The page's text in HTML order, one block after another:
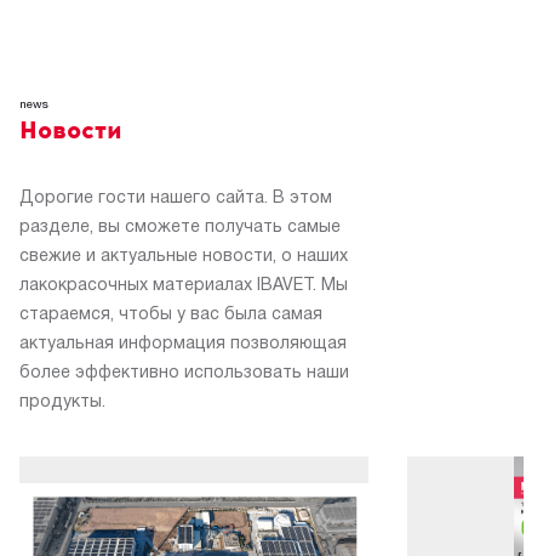
news
Новости
Дорогие гости нашего сайта. В этом
разделе, вы сможете получать самые
свежие и актуальные новости, о наших
лакокрасочных материалах IBAVET. Мы
стараемся, чтобы у вас была самая
актуальная информация позволяющая
более эффективно использовать наши
продукты.